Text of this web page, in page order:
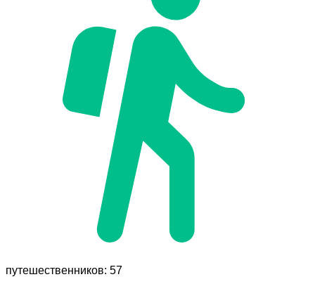
путешественников: 57